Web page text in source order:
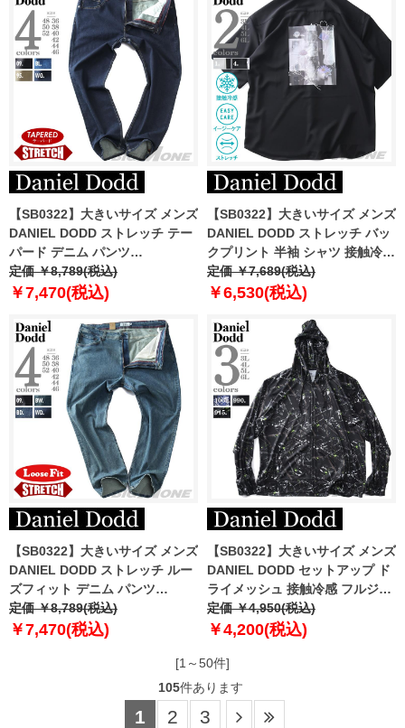
【SB0322】大きいサイズ メンズ
DANIEL DODD ストレッチ テー
パード デニム パンツ
azd239003101t
定価 ￥8,789(税込)
￥7,470(税込)
【SB0322】大きいサイズ メンズ
DANIEL DODD ストレッチ バッ
クプリント 半袖 シャツ 接触冷感
イージーケア 916-sh240214
定価 ￥7,689(税込)
￥6,530(税込)
【SB0322】大きいサイズ メンズ
DANIEL DODD ストレッチ ルー
ズフィット デニム パンツ
azd239004102l
定価 ￥8,789(税込)
￥7,470(税込)
【SB0322】大きいサイズ メンズ
DANIEL DODD セットアップ ド
ライメッシュ 接触冷感 フルジッ
プ パーカー 846-cj2401dry
定価 ￥4,950(税込)
￥4,200(税込)
[1～50件]
105件あります
1 2 3